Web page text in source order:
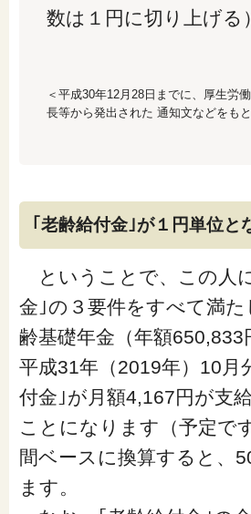
数は１円に切り上げる）
＜平成30年12月28日までに、厚生労
長等から発出された 通知文などをも
｢老齢給付金｣が１円単位と
ということで、この人
金｣の３要件をすべて満
齢基礎年金（年額650,833
平成31年（2019年）10月
付金｣が月額4,167円が支
ことになります（予定で
間ベースに換算すると、
ます。